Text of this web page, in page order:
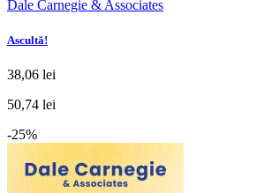
Dale Carnegie & Associates
Ascultă!
38,06 lei
50,74 lei
-25%